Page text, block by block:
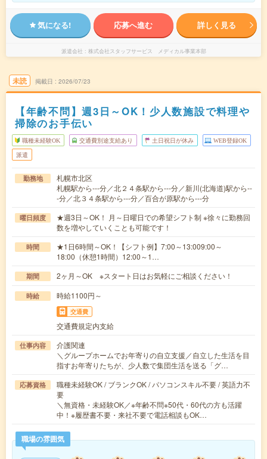
気になる! 応募へ進む 詳しく見る
派遣会社 株式会社スタッフサービス メディカル事業本部
未読 掲載日 2026/07/23
【年齢不問】週3日～OK！少人数施設で料理や
掃除のお手伝い
職種未経験OK 交通費別途支給あり 土日祝日が休み WEB登録OK
派遣
勤務地
札幌市北区
札幌駅から---分／北２４条駅から---分／新川(北海道)駅から--
-分／北３４条駅から---分／百合が原駅から---分
曜日頻度
★週3日～OK！ 月～日曜日での希望シフト制 ※徐々に勤務回
数を増やしていくことも可能です！
時間
★1日6時間～OK！【シフト例】7:00～13:009:00～
18:00（休憩1時間）12:00～1…
期間 2ヶ月～OK ※スタート日はお気軽にご相談ください！
時給 時給1100円～
交通費
交通費規定内支給
仕事内容
介護関連
＼グループホームでお年寄りの自立支援／自立した生活を目
指すお年寄りたちが、少人数で集団生活を送る「グ…
応募資格
職種未経験OK / ブランクOK / パソコンスキル不要 / 英語力不
要
＼無資格・未経験OK／※年齢不問※50代・60代の方も活躍
中！※履歴書不要・来社不要で電話相談もOK…
職場の雰囲気